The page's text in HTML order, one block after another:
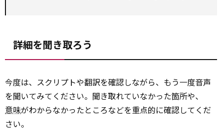
詳細を聞き取ろう
今度は、スクリプトや翻訳を確認しながら、もう一度音声
を聞いてみてください。聞き取れていなかった箇所や、
意味がわからなかったところなどを重点的に確認してくだ
さい。